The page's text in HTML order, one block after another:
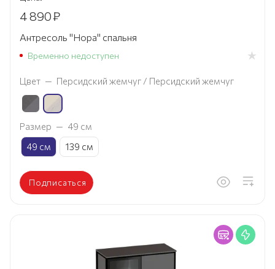
4 890₽
Антресоль "Нора" спальня
Временно недоступен
Цвет — Персидский жемчуг / Персидский жемчуг
Размер — 49 см
49 см
139 см
Подписаться